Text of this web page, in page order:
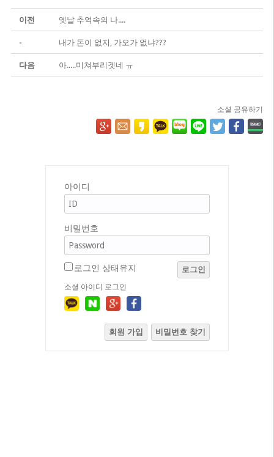
이전 옛날 추억속의 나....
- 내가 돈이 없지, 가오가 없냐???
다음 아.....미쳐부리겟네 ㅠ
소셜 공유하기
아이디
비밀번호
로그인 상태유지 로그인
소셜 아이디 로그인
회원 가입 비밀번호 찾기